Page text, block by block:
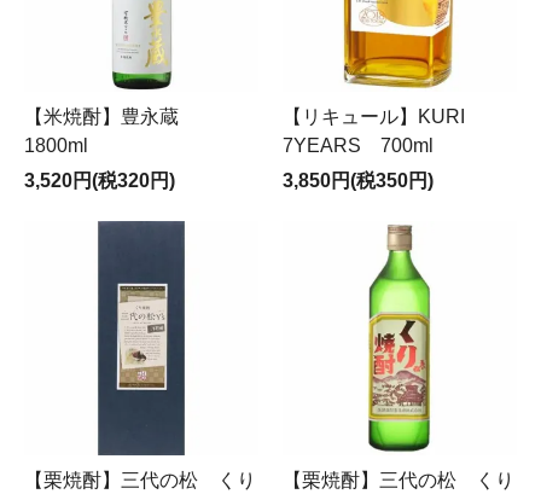
【米焼酎】豊永蔵
1800ml
3,520円(税320円)
【リキュール】KURI
7YEARS 700ml
3,850円(税350円)
【栗焼酎】三代の松 くり
【栗焼酎】三代の松 くり